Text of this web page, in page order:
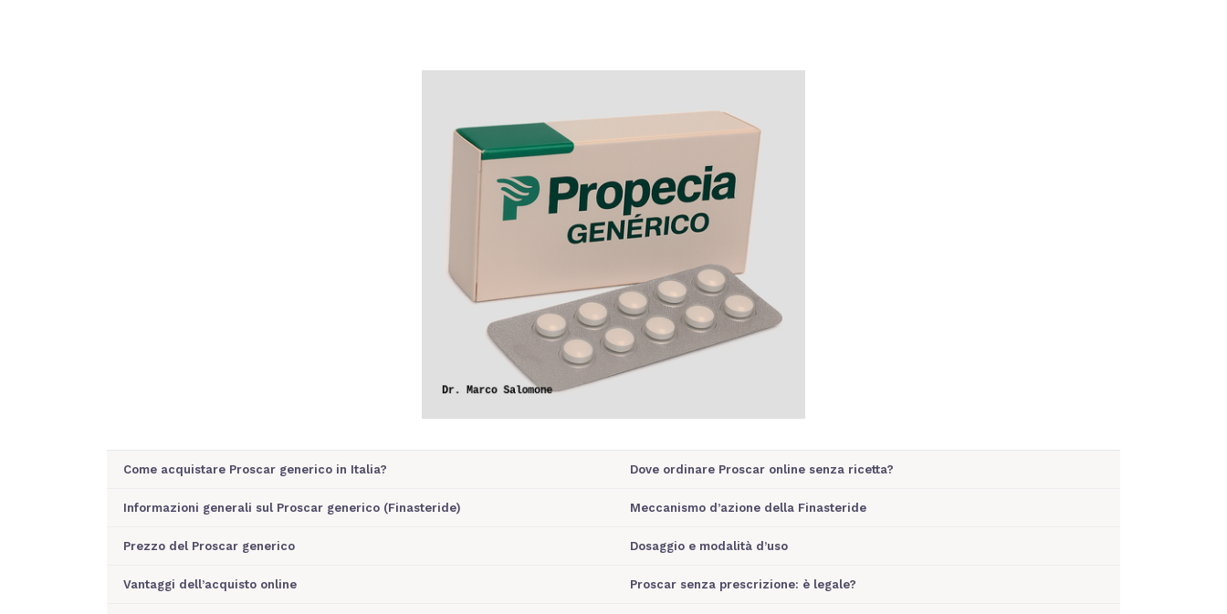
Come acquistare Proscar generico in Italia? Dove ordinare Proscar online senza ricetta?
Informazioni generali sul Proscar generico (Finasteride) Meccanismo d’azione della Finasteride
Prezzo del Proscar generico Dosaggio e modalità d’uso
Vantaggi dell’acquisto online Proscar senza prescrizione: è legale?